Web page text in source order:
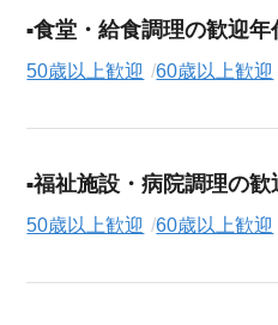
食堂・給食調理の歓迎年
50歳以上歓迎 60歳以上歓迎
福祉施設・病院調理の
50歳以上歓迎 60歳以上歓迎